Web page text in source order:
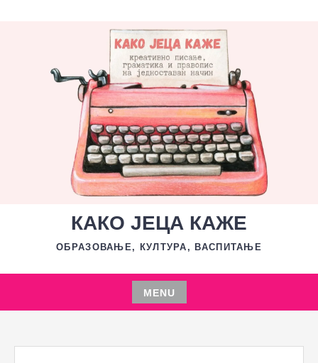
КАКО ЈЕЦА КАЖЕ
ОБРАЗОВАЊЕ, КУЛТУРА, ВАСПИТАЊЕ
MENU
Skip
content